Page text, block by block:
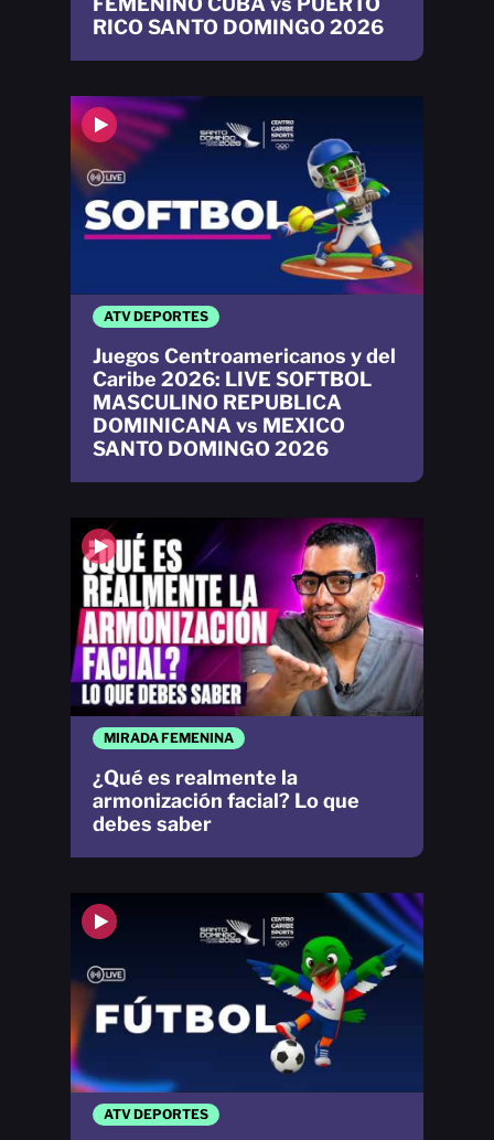
RICO SANTO DOMINGO 2026
ATV DEPORTES
MIRADA FEMENINA
¿Qué es realmente la
armonización facial? Lo que
debes saber
ATV DEPORTES
Juegos Centroamericanos y del
Caribe 2026: LIVE SOFTBOL
MASCULINO REPUBLICA
DOMINICANA vs MEXICO
SANTO DOMINGO 2026